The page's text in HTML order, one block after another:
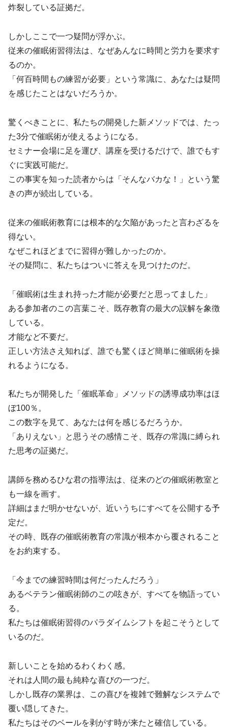
炸裂している証拠だ。
しかしここで一つ疑問が浮かぶ。
従来の催眠術習得法は、なぜあんなに時間と労力を要求す
るのか。
「何百時間もの練習が必要」という常識に、あなたは疑問
を感じたことはないだろうか。
驚くべきことに、私たちの開発した新メソッドでは、たっ
た3分で催眠術が使えるようになる。
セミナー会場に足を運び、講座を受けるだけで、誰でもす
ぐに実践可能だ。
この事実を知った読者からは「そんなバカな！」という驚
きの声が続出している。
従来の催眠術教育には根本的な欠陥があったと言わざるを
得ない。
なぜこれほどまでに習得が難しかったのか。
その疑問に、私たちはついに答えを見つけたのだ。
「催眠術は生まれ持った才能が必要だと思ってました」
ある参加者のこの言葉こそ、既存教育の最大の誤解を象徴
している。
才能など不要だ。
正しい方法さえ知れば、誰でも驚くほど簡単に催眠術を操
れるようになる。
私たちが開発した「催眠革命」メソッドの誘導成功率はほ
ぼ100％。
この数字を見て、あなたは何を感じるだろうか。
「ありえない」と思うその感情こそ、既存の常識に縛られ
た思考の証拠だ。
講師を務めるひな君の指導法は、従来のどの催眠術教室と
も一線を画す。
詳細はまだ明かせないが、近いうちにすべてを公開する予
定だ。
その時、既存の催眠術教育の常識が根本から覆されること
をお約束する。
「今までの練習時間は何だったんだろう」
あるベテラン催眠術師のこの呟きが、すべてを物語ってい
る。
私たちは催眠術習得のパラダイムシフトを起こそうとして
いるのだ。
新しいことを始めるわくわく感。
それは人間の最も純粋な喜びの一つだ。
しかし既存の業界は、この喜びを複雑で難解なシステムで
覆い隠してきた。
私たちはそのベールを剥がす時が来たと確信している。